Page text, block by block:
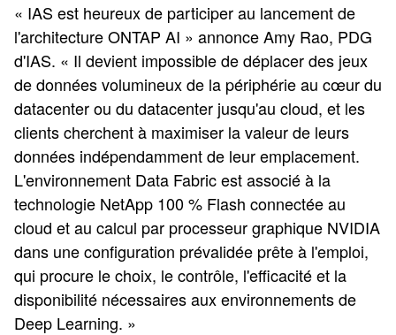
« IAS est heureux de participer au lancement de
l'architecture ONTAP AI » annonce Amy Rao, PDG
d'IAS. « Il devient impossible de déplacer des jeux
de données volumineux de la périphérie au cœur du
datacenter ou du datacenter jusqu'au cloud, et les
clients cherchent à maximiser la valeur de leurs
données indépendamment de leur emplacement.
L'environnement Data Fabric est associé à la
technologie NetApp 100 % Flash connectée au
cloud et au calcul par processeur graphique NVIDIA
dans une configuration prévalidée prête à l'emploi,
qui procure le choix, le contrôle, l'efficacité et la
disponibilité nécessaires aux environnements de
Deep Learning. »